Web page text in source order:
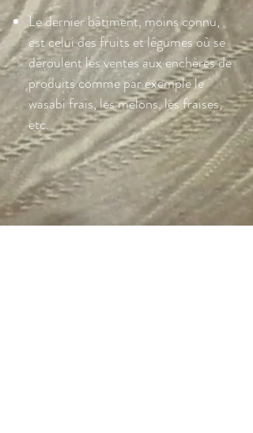
Le dernier bâtiment, moins connu,
est celui des fruits et légumes où se
déroulent les ventes aux enchères de
produits comme par exemple le
wasabi frais, les melons, les fraises,
etc.